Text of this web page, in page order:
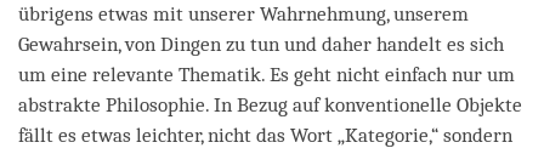
übrigens etwas mit unserer Wahrnehmung, unserem
Gewahrsein, von Dingen zu tun und daher handelt es sich
um eine relevante Thematik. Es geht nicht einfach nur um
abstrakte Philosophie. In Bezug auf konventionelle Objekte
fällt es etwas leichter, nicht das Wort „Kategorie,“ sondern